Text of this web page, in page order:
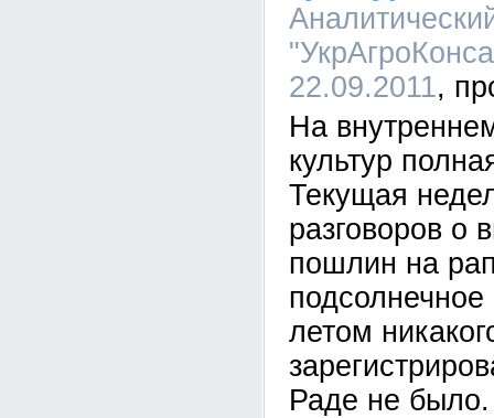
22.09.2011
На
культур
Текущая
разговоров о
пошлин на
летом
Раде не было.